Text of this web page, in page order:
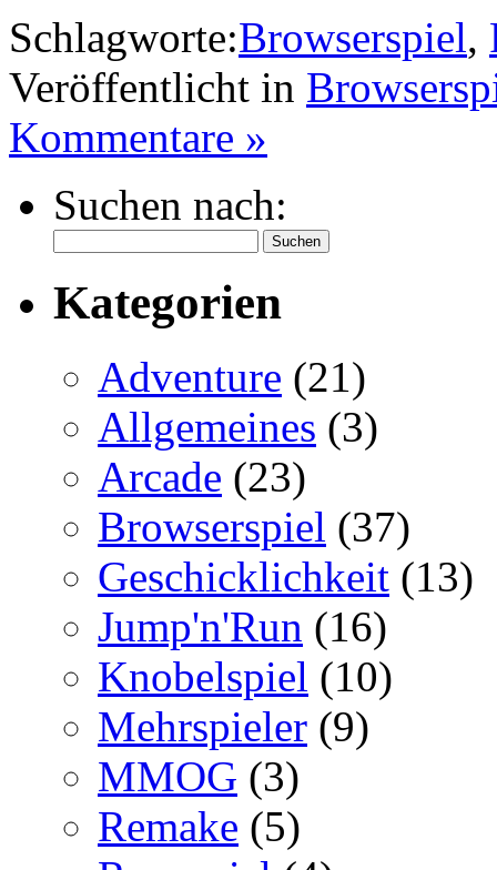
Schlagworte:Browserspiel,
Veröffentlicht in
Kommentare »
Suchen nach:
Kategorien
Adventure (21)
Allgemeines (3)
Arcade (23)
Browserspiel (37)
Geschicklichkeit (13)
Jump'n'Run (16)
Knobelspiel (10)
Mehrspieler (9)
MMOG (3)
Remake (5)